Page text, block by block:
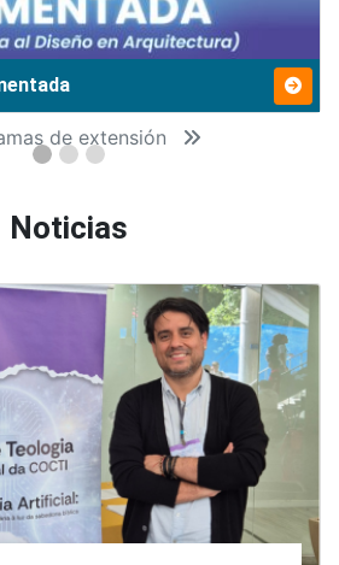
de extensión
Noticias